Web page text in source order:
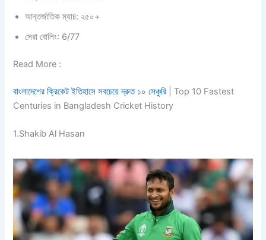
আন্তর্জাতিক ম্যাচ: ২৫০+
সেরা বোলিং: 6/77
Read More :
বাংলাদেশের ক্রিকেট ইতিহাসে সবচেয়ে দ্রুত ১০ সেঞ্চুরি | Top 10 Fastest
Centuries in Bangladesh Cricket History
1.Shakib Al Hasan